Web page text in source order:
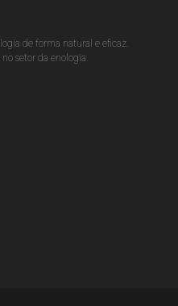
de forma natural e eficaz.
setor da enologia.